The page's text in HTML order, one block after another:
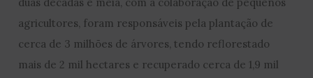
duas décadas e meia, com a colaboração de pequenos
agricultores, foram responsáveis pela plantação de
cerca de 3 milhões de árvores, tendo reflorestado
mais de 2 mil hectares e recuperado cerca de 1,9 mil